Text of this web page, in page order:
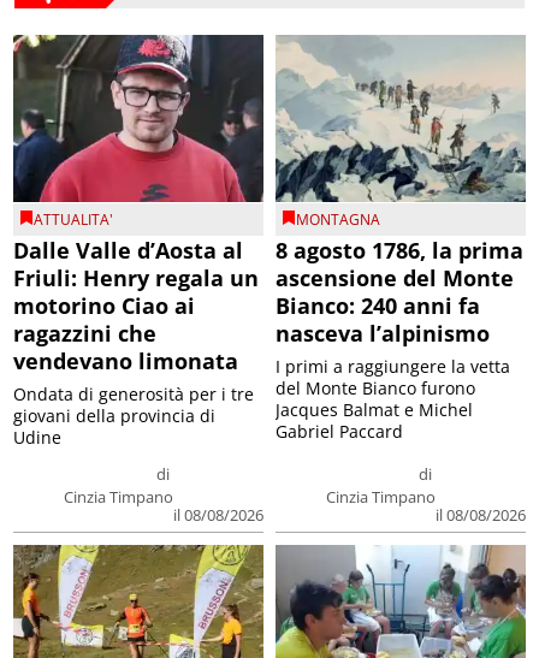
ATTUALITA'
Dalle Valle d’Aosta al
Friuli: Henry regala un
motorino Ciao ai
ragazzini che
vendevano limonata
di
Cinzia Timpano
il 08/08/2026
Ondata di generosità per i tre
giovani della provincia di
Udine
MONTAGNA
8 agosto 1786, la prima
ascensione del Monte
Bianco: 240 anni fa
nasceva l’alpinismo
di
Cinzia Timpano
il 08/08/2026
I primi a raggiungere la vetta
del Monte Bianco furono
Jacques Balmat e Michel
Gabriel Paccard